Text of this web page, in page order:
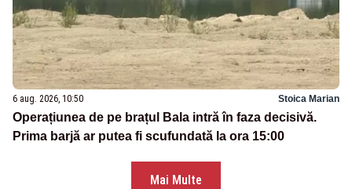
6 aug. 2026, 10:50 Stoica Marian
Operațiunea de pe brațul Bala intră în faza decisivă.
Prima barjă ar putea fi scufundată la ora 15:00
Mai Multe